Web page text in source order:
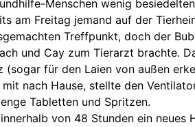
Menschen wenig
am Freitag jemand auf der
Treffpunkt, doch der
und Cay zum Tierarzt brachte.
für den Laien von außen
nach Hause, stellte den
Tabletten und Spritzen.
von 48 Stunden ein neues